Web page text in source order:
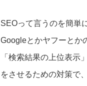
SEOって言うのを簡単
Googleとかヤフーとか
「検索結果の上位表示」
をさせるための対策で、